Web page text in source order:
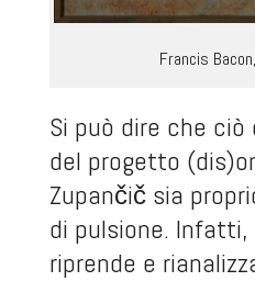
Francis
Si può dire che
del progetto
Zupančič sia
di pulsione. Infatti,
riprende e